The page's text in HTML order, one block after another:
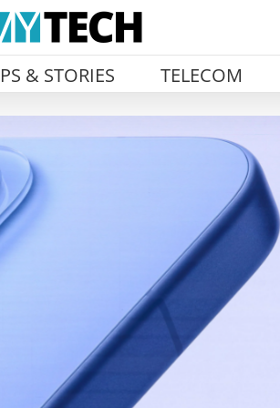
& STORIES TELECOM